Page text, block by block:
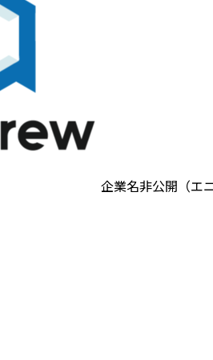
企業名非公開（エ